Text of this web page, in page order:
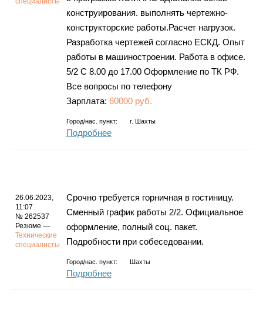
конструирования. выполнять чертежно-
конструкторские работы.Расчет нагрузок.
Разработка чертежей согласно ЕСКД. Опыт
работы в машиностроении. Работа в офисе.
5/2 С 8.00 до 17.00 Оформление по ТК РФ.
Все вопросы по телефону
Зарплата: 60000 руб.
Город/нас. пункт: г. Шахты
Подробнее
26.06.2023,
11:07
№ 262537
Резюме —
Технические
специалисты
Срочно требуется горничная в гостиницу.
Сменный график работы 2/2. Официальное
оформление, полный соц. пакет.
Подробности при собеседовании.
Город/нас. пункт: Шахты
Подробнее